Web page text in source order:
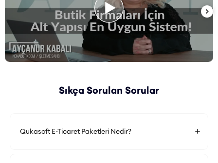
Sıkça Sorulan Sorular
Qukasoft E-Ticaret Paketleri Nedir?